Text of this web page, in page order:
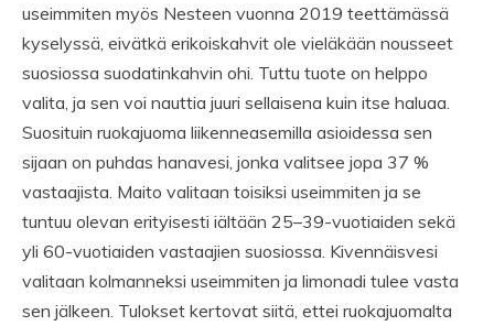
useimmiten myös Nesteen vuonna 2019 teettämässä
kyselyssä, eivätkä erikoiskahvit ole vieläkään nousseet
suosiossa suodatinkahvin ohi. Tuttu tuote on helppo
valita, ja sen voi nauttia juuri sellaisena kuin itse haluaa.
Suosituin ruokajuoma liikenneasemilla asioidessa sen
sijaan on puhdas hanavesi, jonka valitsee jopa 37 %
vastaajista. Maito valitaan toisiksi useimmiten ja se
tuntuu olevan erityisesti iältään 25–39-vuotiaiden sekä
yli 60-vuotiaiden vastaajien suosiossa. Kivennäisvesi
valitaan kolmanneksi useimmiten ja limonadi tulee vasta
sen jälkeen. Tulokset kertovat siitä, ettei ruokajuomalta